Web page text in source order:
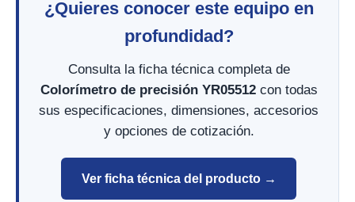
¿Quieres conocer este equipo en
profundidad?
Consulta la ficha técnica completa de
Colorímetro de precisión YR05512con todas
sus especificaciones, dimensiones, accesorios
y opciones de cotización.
Ver ficha técnica del producto →